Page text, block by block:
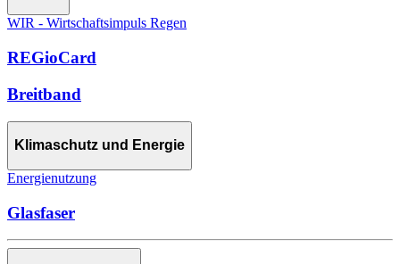
WIR - Wirtschaftsimpuls Regen
REGioCard
Breitband
Klimaschutz und Energie
Energienutzung
Glasfaser